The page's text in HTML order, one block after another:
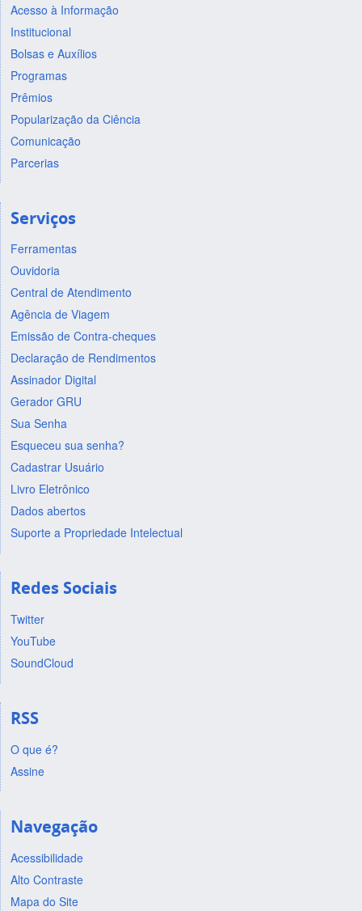
Acesso à Informação
Institucional
Bolsas e Auxílios
Programas
Prêmios
Popularização da Ciência
Comunicação
Parcerias
Serviços
Ferramentas
Ouvidoria
Central de Atendimento
Agência de Viagem
Emissão de Contra-cheques
Declaração de Rendimentos
Assinador Digital
Gerador GRU
Sua Senha
Esqueceu sua senha?
Cadastrar Usuário
Livro Eletrônico
Dados abertos
Suporte a Propriedade Intelectual
Redes Sociais
Twitter
YouTube
SoundCloud
RSS
O que é?
Assine
Navegação
Acessibilidade
Alto Contraste
Mapa do Site